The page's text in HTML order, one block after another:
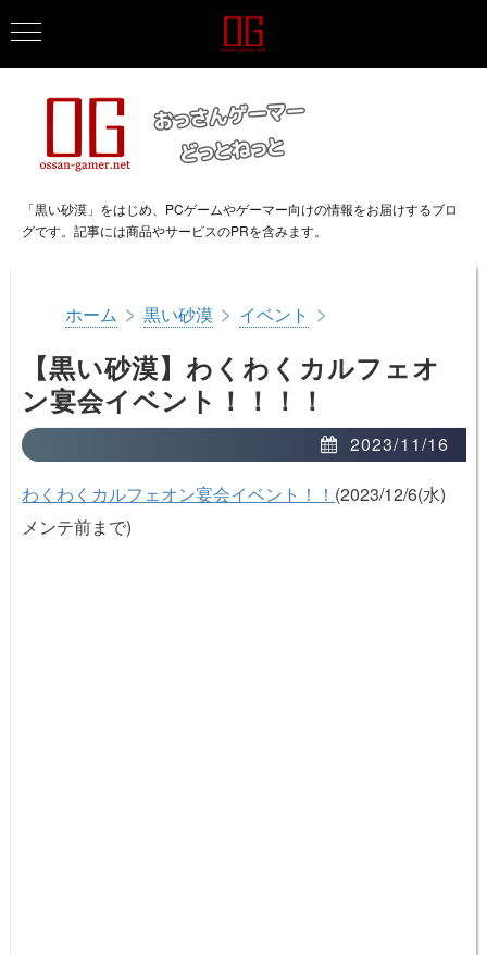
「黒い砂漠」をはじめ、PCゲームやゲーマー向けの情報をお届けするブロ
グです。記事には商品やサービスのPRを含みます。
ホーム > 黒い砂漠 > イベント >
【黒い砂漠】わくわくカルフェオ
ン宴会イベント！！！！
2023/11/16
わくわくカルフェオン宴会イベント！！ (2023/12/6(水)
メンテ前まで)